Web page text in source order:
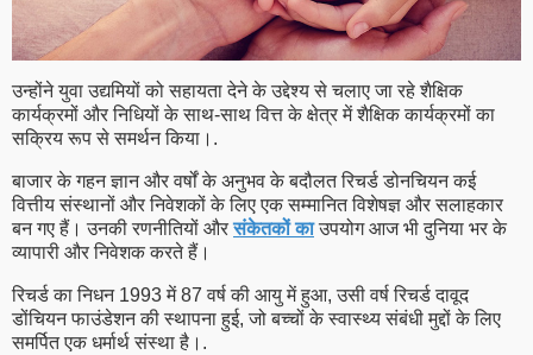
उन्होंने युवा उद्यमियों को सहायता देने के उद्देश्य से चलाए जा रहे शैक्षिक
कार्यक्रमों और निधियों के साथ-साथ वित्त के क्षेत्र में शैक्षिक कार्यक्रमों का
सक्रिय रूप से समर्थन किया।.
बाजार के गहन ज्ञान और वर्षों के अनुभव के बदौलत रिचर्ड डोनचियन कई
वित्तीय संस्थानों और निवेशकों के लिए एक सम्मानित विशेषज्ञ और सलाहकार
बन गए हैं। उनकी रणनीतियों औरसंकेतकों काउपयोग आज भी दुनिया भर के
व्यापारी और निवेशक करते हैं।
रिचर्ड का निधन 1993 में 87 वर्ष की आयु में हुआ, उसी वर्ष रिचर्ड दावूद
डोंचियन फाउंडेशन की स्थापना हुई, जो बच्चों के स्वास्थ्य संबंधी मुद्दों के लिए
समर्पित एक धर्मार्थ संस्था है।.